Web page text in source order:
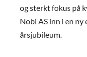
og sterkt fokus på
Nobi AS inn i en
årsjubileum.